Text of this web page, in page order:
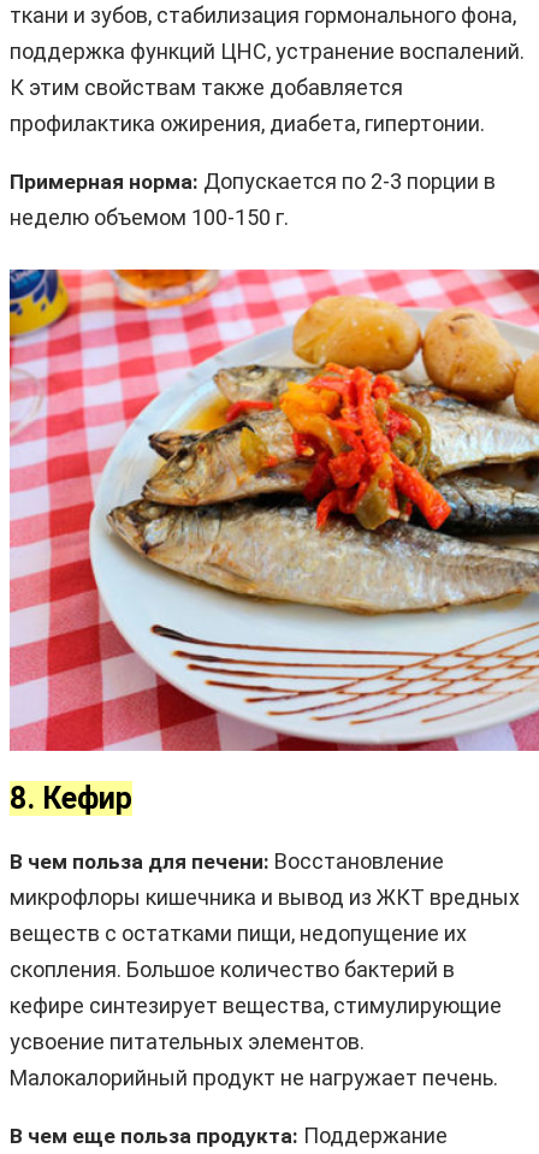
ткани и зубов, стабилизация гормонального фона,
поддержка функций ЦНС, устранение воспалений.
К этим свойствам также добавляется
профилактика ожирения, диабета, гипертонии.
Примерная норма: Допускается по 2-3 порции в
неделю объемом 100-150 г.
8. Кефир
В чем польза для печени: Восстановление
микрофлоры кишечника и вывод из ЖКТ вредных
веществ с остатками пищи, недопущение их
скопления. Большое количество бактерий в
кефире синтезирует вещества, стимулирующие
усвоение питательных элементов.
Малокалорийный продукт не нагружает печень.
В чем еще польза продукта: Поддержание